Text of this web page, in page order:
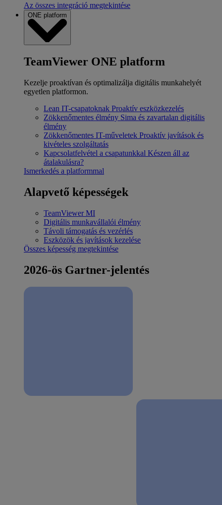
Az összes integráció megtekintése
ONE platform
TeamViewer ONE platform
Kezelje proaktívan és optimalizálja digitális munkahelyét
egyetlen platformon.
Lean IT-csapatoknak Proaktív eszközkezelés
Zökkenőmentes élmény Sima és zavartalan digitális
élmény
Zökkenőmentes IT-műveletek Proaktív javítások és
kivételes szolgáltatás
Kapcsolatfelvétel a csapatunkkal Készen áll az
átalakulásra?
Ismerkedés a platformmal
Alapvető képességek
TeamViewer MI
Digitális munkavállalói élmény
Távoli támogatás és vezérlés
Eszközök és javítások kezelése
Összes képesség megtekintése
2026-ös Gartner-jelentés